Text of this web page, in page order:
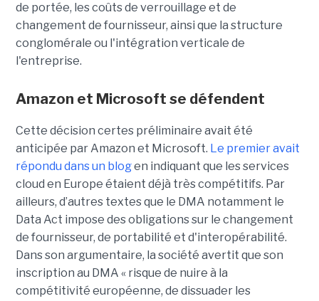
de portée, les coûts de verrouillage et de
changement de fournisseur, ainsi que la structure
conglomérale ou l'intégration verticale de
l'entreprise.
Amazon et Microsoft se défendent
Cette décision certes préliminaire avait été
anticipée par Amazon et Microsoft. Le premier avait
répondu dans un blogen indiquant que les services
cloud en Europe étaient déjà très compétitifs. Par
ailleurs, d’autres textes que le DMA notamment le
Data Act impose des obligations sur le changement
de fournisseur, de portabilité et d'interopérabilité.
Dans son argumentaire, la société avertit que son
inscription au DMA « risque de nuire à la
compétitivité européenne, de dissuader les